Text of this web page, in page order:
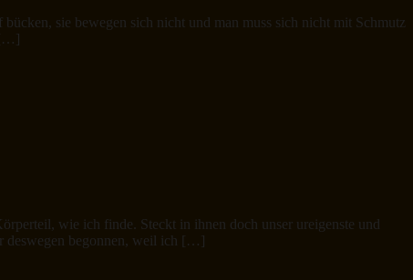
sie bewegen sich nicht und man muss sich nicht mit Schmutz
[…]
wie ich finde. Steckt in ihnen doch unser ureigenste und
deswegen begonnen, weil ich […]